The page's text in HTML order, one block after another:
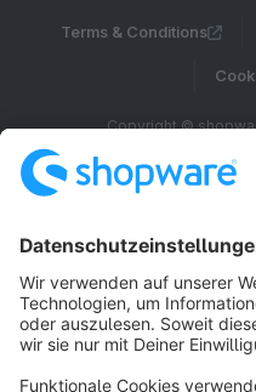
Terms & Conditions
Copyright ©
Notice: * All prices are quoted